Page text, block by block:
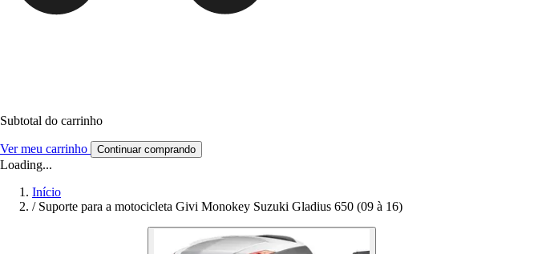
Subtotal do carrinho
Ver meu carrinho Continuar comprando
Loading...
Início
/ Suporte para a motocicleta Givi Monokey Suzuki Gladius 650 (09 à 16)